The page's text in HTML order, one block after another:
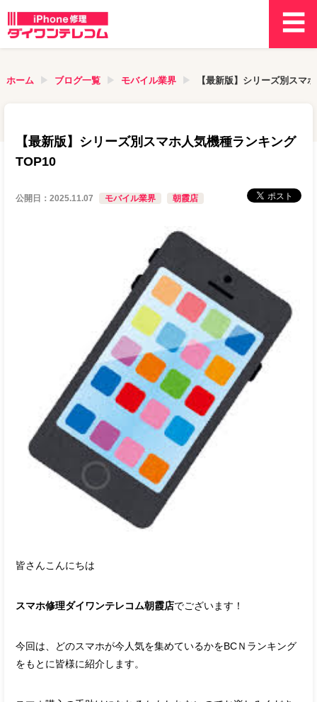
ホーム ブログ一覧 モバイル業界 【最新版】シリーズ別スマ
【最新版】シリーズ別スマホ人気機種ランキング
TOP10
公開日：2025.11.07 モバイル業界 朝霞店
皆さんこんにちは
スマホ修理ダイワンテレコム朝霞店でございます！
今回は、どのスマホが今人気を集めているかをBCＮランキング
をもとに皆様に紹介します。